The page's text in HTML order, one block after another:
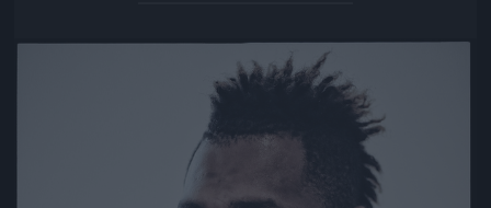
Jön még kép!